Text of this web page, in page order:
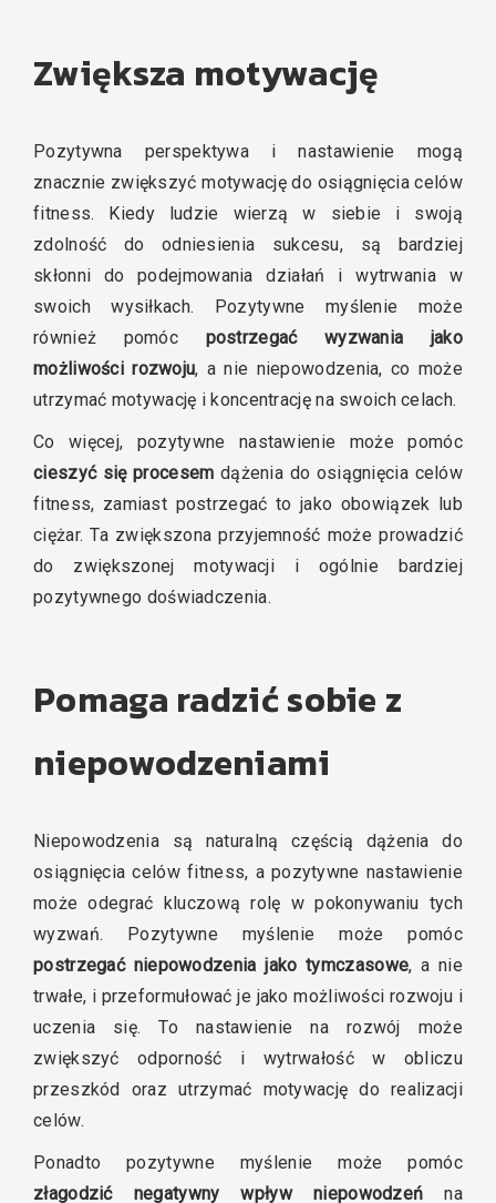
Zwiększa motywację
Pozytywna perspektywa i nastawienie mogą
znacznie zwiększyć motywację do osiągnięcia celów
fitness. Kiedy ludzie wierzą w siebie i swoją
zdolność do odniesienia sukcesu, są bardziej
skłonni do podejmowania działań i wytrwania w
swoich wysiłkach. Pozytywne myślenie może
również pomóc postrzegać wyzwania jako
możliwości rozwoju, a nie niepowodzenia, co może
utrzymać motywację i koncentrację na swoich celach.
Co więcej, pozytywne nastawienie może pomóc
cieszyć się procesem dążenia do osiągnięcia celów
fitness, zamiast postrzegać to jako obowiązek lub
ciężar. Ta zwiększona przyjemność może prowadzić
do zwiększonej motywacji i ogólnie bardziej
pozytywnego doświadczenia.
Pomaga radzić sobie z
niepowodzeniami
Niepowodzenia są naturalną częścią dążenia do
osiągnięcia celów fitness, a pozytywne nastawienie
może odegrać kluczową rolę w pokonywaniu tych
wyzwań. Pozytywne myślenie może pomóc
postrzegać niepowodzenia jako tymczasowe, a nie
trwałe, i przeformułować je jako możliwości rozwoju i
uczenia się. To nastawienie na rozwój może
zwiększyć odporność i wytrwałość w obliczu
przeszkód oraz utrzymać motywację do realizacji
celów.
Ponadto pozytywne myślenie może pomóc
złagodzić negatywny wpływ niepowodzeń na